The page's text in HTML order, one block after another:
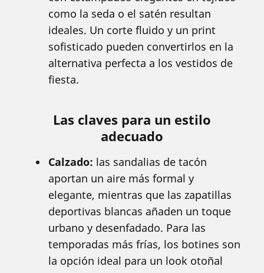
como la seda o el satén resultan
ideales. Un corte fluido y un print
sofisticado pueden convertirlos en la
alternativa perfecta a los vestidos de
fiesta.
Las claves para un estilo
adecuado
Calzado: las sandalias de tacón
aportan un aire más formal y
elegante, mientras que las zapatillas
deportivas blancas añaden un toque
urbano y desenfadado. Para las
temporadas más frías, los botines son
la opción ideal para un look otoñal